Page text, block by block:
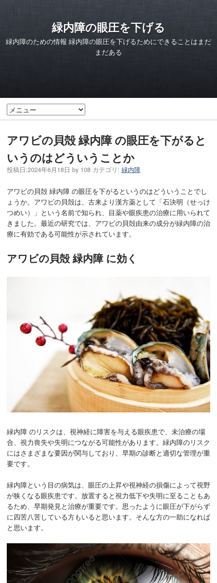
緑内障の眼圧を下げる
緑内障のための情報 緑内障の眼圧を下げるためにできることはまだ
まだある
アワビの貝殻 緑内障 の眼圧を下がると
いうのはどういうことか
投稿日:2024年6月18日 by 108 カテゴリ: 緑内障
アワビの貝殻 緑内障 の眼圧を下がるというのはどういうことでし
ょうか。アワビの貝殻は、古来より漢方薬として「石決明（せっけ
つめい）」という名前で知られ、目薬や眼疾患の治療に用いられて
きました。最近の研究では、アワビの貝殻由来の成分が緑内障の治
療に有効である可能性が示されています。
アワビの貝殻 緑内障 に効く
緑内障 のリスクは、視神経に障害を与える眼疾患で、未治療の場
合、視力喪失や失明につながる可能性があります。緑内障のリスク
にはさまざまな要因が関与しており、早期の診断と適切な管理が重
要です。
緑内障という目の病気は、眼圧の上昇や視神経の損傷によって視野
が狭くなる眼疾患です。放置すると視力低下や失明に至ることもあ
るため、早期発見と治療が重要です。思ったように眼圧が下がらず
に四苦八苦している方もいると思います。そんな方の一助になれば
と思います。